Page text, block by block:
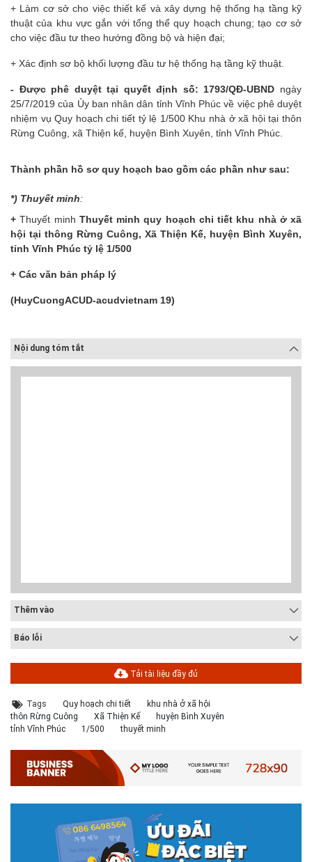
+ Làm cơ sở cho việc thiết kế và xây dựng hệ thống hạ tầng kỹ
thuật của khu vực gắn với tổng thể quy hoạch chung; tạo cơ sở
cho việc đầu tư theo hướng đồng bộ và hiện đại;
+ Xác định sơ bộ khối lượng đầu tư hệ thống hạ tầng kỹ thuật.
- Được phê duyệt tại quyết định số: 1793/QĐ-UBND ngày
25/7/2019 của Ủy ban nhân dân tỉnh Vĩnh Phúc về việc phê duyệt
nhiệm vụ Quy hoạch chi tiết tỷ lệ 1/500 Khu nhà ở xã hội tại thôn
Rừng Cuông, xã Thiện kế, huyện Bình Xuyên, tỉnh Vĩnh Phúc.
Thành phần hồ sơ quy hoạch bao gồm các phần như sau:
*) Thuyết minh:
+Thuyết minh Thuyết minh quy hoạch chi tiết khu nhà ở xã
hội tại thông Rừng Cuông, Xã Thiện Kế, huyện Bình Xuyên,
tỉnh Vĩnh Phúc tỷ lệ 1/500
+ Các văn bản pháp lý
(HuyCuongACUD-acudvietnam 19)
Nội dung tóm tắt
Thêm vào
Báo lỗi
Tải tài liệu đầy đủ
Tags Quy hoạch chi tiết
khu nhà ở xã hội
thôn Rừng Cuông
Xã Thiện Kế
huyện Bình Xuyên
tỉnh Vĩnh Phúc
1/500 thuyết minh
# 05.04.2025 | 17:16
Tuyển sinh 2025, Khoa kỹ thuật hạ tầng và môi trường đô thị